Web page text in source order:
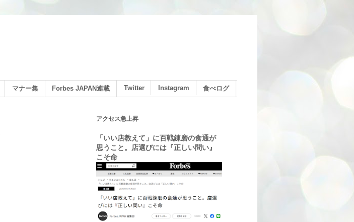
マナー集 Forbes JAPAN連載 Twitter Instagram 食べログ
アクセス急上昇
「いい店教えて」に百戦錬磨の食通が
思うこと。店選びには『正しい問い』
こそ命